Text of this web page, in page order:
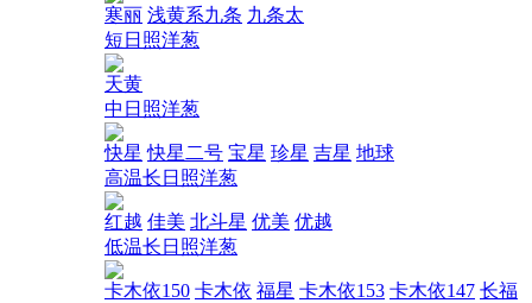
寒丽 浅黄系九条 九条太
短日照洋葱
天黄
中日照洋葱
快星 快星二号 宝星 珍星 吉星 地球
高温长日照洋葱
红越 佳美 北斗星 优美 优越
低温长日照洋葱
卡木依150 卡木依 福星 卡木依153 卡木依147 长福